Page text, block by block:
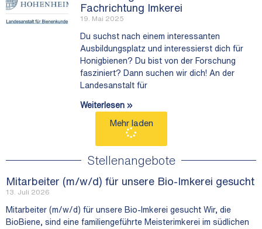
Fachrichtung Imkerei
19. Mai 2025
Du suchst nach einem interessanten
Ausbildungsplatz und interessierst dich für
Honigbienen? Du bist von der Forschung
fasziniert? Dann suchen wir dich! An der
Landesanstalt für
Weiterlesen »
Mehr laden
Stellenangebote
Mitarbeiter (m/w/d) für unsere Bio-Imkerei gesucht
13. Juli 2026
Mitarbeiter (m/w/d) für unsere Bio-Imkerei gesucht Wir, die
BioBiene, sind eine familiengeführte Meisterimkerei im südlichen